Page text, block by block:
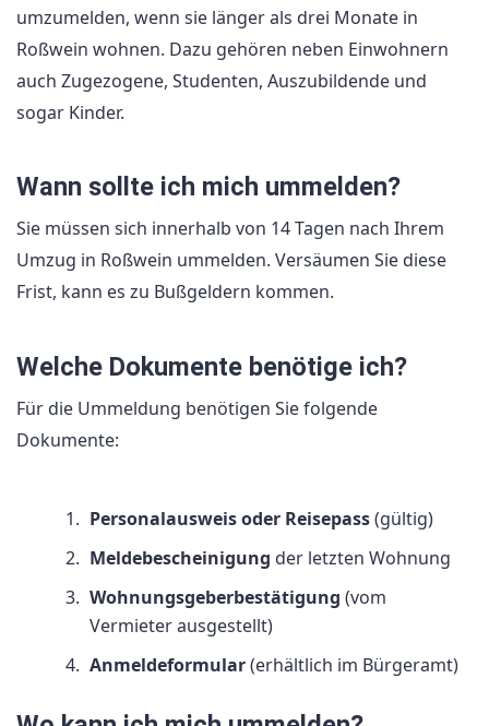
umzumelden, wenn sie länger als drei Monate in
Roßwein wohnen. Dazu gehören neben Einwohnern
auch Zugezogene, Studenten, Auszubildende und
sogar Kinder.
Wann sollte ich mich ummelden?
Sie müssen sich innerhalb von 14 Tagen nach Ihrem
Umzug in Roßwein ummelden. Versäumen Sie diese
Frist, kann es zu Bußgeldern kommen.
Welche Dokumente benötige ich?
Für die Ummeldung benötigen Sie folgende
Dokumente:
Personalausweis oder Reisepass(gültig)
Meldebescheinigung der letzten Wohnung
Wohnungsgeberbestätigung (vom
Vermieter ausgestellt)
Anmeldeformular(erhältlich im Bürgeramt)